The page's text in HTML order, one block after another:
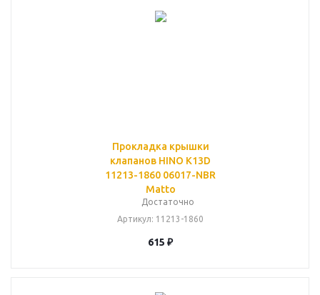
Прокладка крышки
клапанов HINO K13D
11213-1860 06017-NBR
Matto
Достаточно
Артикул: 11213-1860
615 ₽